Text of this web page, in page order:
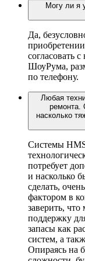
Могу ли я
Да,
согласовать
ШоуРума,
по телефону.
Любая
ремонта.
насколько
Системы
потребует
и насколько
сделать,
фактором в
заверить,
поддержку
запасы как
систем, а
Опираясь на